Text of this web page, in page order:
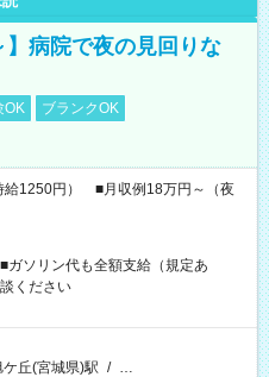
】病院で夜の見回りな
OK
ブランクOK
給1250円） ■月収例18万円～（夜
ソリン代も全額支給（規定あ
ください
ケ丘(宮城県)駅 / …